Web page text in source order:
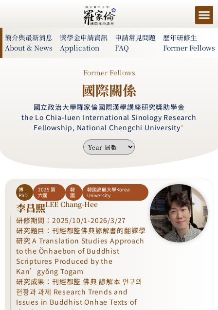
簡介與最新消息
About & News
獎學金申請資訊
Application
申請常見問題
FAQ
歷年研修生
Former Fellows
Former Fellows
國際關係
國立政治大學羅家倫國際漢學講座研究獎助學金
the Lo Chia-luen International Sinology Research
Fellowship, National Chengchi University*
博
PhD
2025 第
六屆
韓
國
韓國高麗大學Korea
University
李昌熙LEE Chang-Hee
研修期間：2025/10/1-2026/3/27
研究題目：刊經都監佛典諺解書的翻譯學
研究 A Translation Studies Approach
to the Ŏnhaebon of Buddhist
Scriptures Produced by the
Kan’gyŏng Togam
研究成果：刊經都監 佛典 諺解本 연구의
현황과 과제 Research Trends and
Issues in Buddhist Onhae Texts of